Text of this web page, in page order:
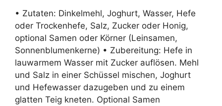
• Zutaten: Dinkelmehl, Joghurt, Wasser, Hefe
oder Trockenhefe, Salz, Zucker oder Honig,
optional Samen oder Körner (Leinsamen,
Sonnenblumenkerne) • Zubereitung: Hefe in
lauwarmem Wasser mit Zucker auflösen. Mehl
und Salz in einer Schüssel mischen, Joghurt
und Hefewasser dazugeben und zu einem
glatten Teig kneten. Optional Samen